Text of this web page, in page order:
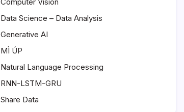
Data Science – Data Analysis
Generative AI
MÌ ÚP
Natural Language Processing
RNN-LSTM-GRU
Share Data